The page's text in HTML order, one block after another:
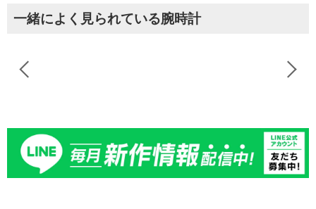
一緒によく見られている腕時計